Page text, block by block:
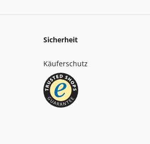
Sicherheit
Käuferschutz